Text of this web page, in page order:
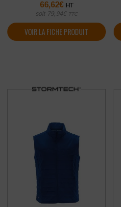
66,62€ HT
soit 79,94€ TTC
VOIR LA FICHE PRODUIT